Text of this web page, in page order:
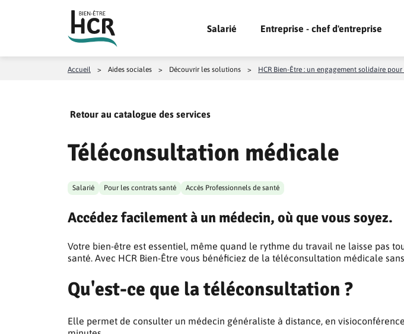
Salarié Entreprise - chef d'entreprise
Accueil > Aides sociales > Découvrir les solutions > HCR Bien-Être : un engagement solidaire
Retour au catalogue des services
Téléconsultation médicale
Salarié Pour les contrats santé Accès Professionnels de santé
Accédez facilement à un médecin, où que vous soyez.
Votre bien-être est essentiel, même quand le rythme du travail ne laisse pas
santé. Avec HCR Bien-Être vous bénéficiez de la téléconsultation médicale
Qu'est-ce que la téléconsultation ?
Elle permet de consulter un médecin généraliste à distance, en